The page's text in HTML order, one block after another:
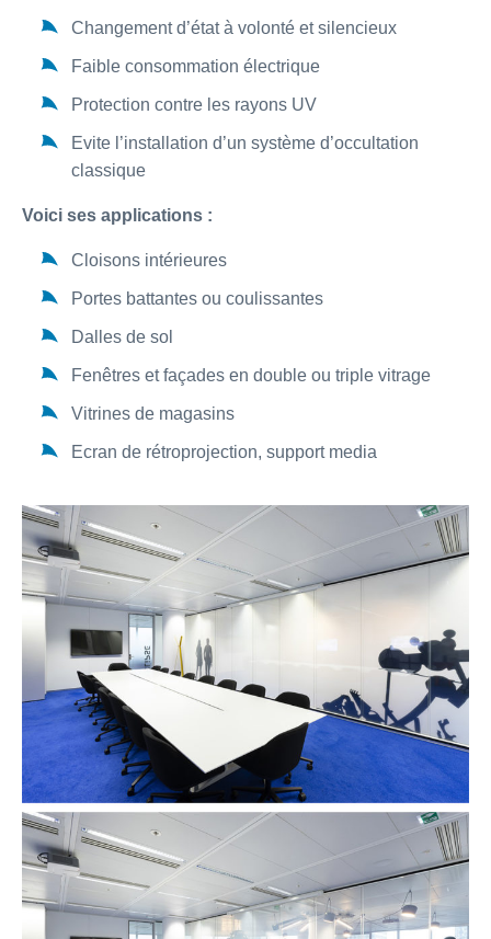
Changement d’état à volonté et silencieux
Faible consommation électrique
Protection contre les rayons UV
Evite l’installation d’un système d’occultation
classique
Voici ses applications :
Cloisons intérieures
Portes battantes ou coulissantes
Dalles de sol
Fenêtres et façades en double ou triple vitrage
Vitrines de magasins
Ecran de rétroprojection, support media